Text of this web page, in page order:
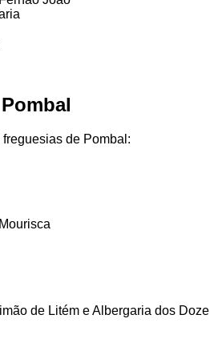
de Pombal:
de Litém e Albergaria dos Doze